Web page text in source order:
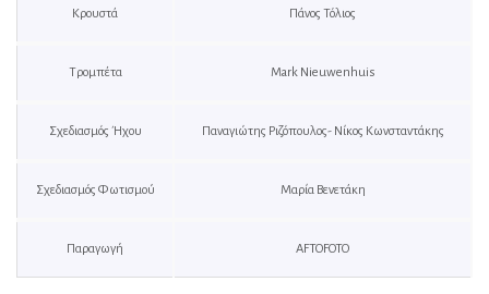
Κρουστά Πάνος Τόλιος
Τρομπέτα Mark Nieuwenhuis
Σχεδιασμός Ήχου Παναγιώτης Ριζόπουλος- Νίκος Κωνσταντάκης
Σχεδιασμός Φωτισμού Μαρία Βενετάκη
Παραγωγή AFTOFOTO